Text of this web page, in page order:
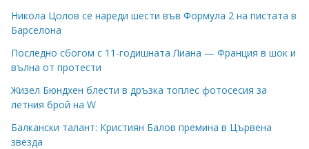
Никола Цолов се нареди шести във Формула 2 на пистата в
Барселона
Последно сбогом с 11-годишната Лиана — Франция в шок и
вълна от протести
Жизел Бюндхен блести в дръзка топлес фотосесия за
летния брой на W
Балкански талант: Кристиян Балов премина в Цървена
звезда